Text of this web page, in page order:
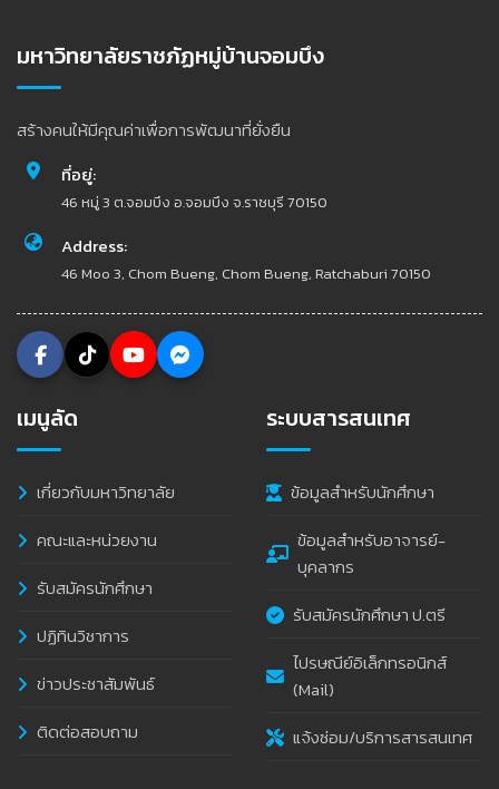
มหาวิทยาลัยราชภัฏหมู่บ้านจอมบึง
สร้างคนให้มีคุณค่าเพื่อการพัฒนาที่ยั่งยืน
ที่อยู่:
46 หมู่ 3 ต.จอมบึง อ.จอมบึง จ.ราชบุรี 70150
Address:
46 Moo 3, Chom Bueng, Chom Bueng, Ratchaburi 70150
เมนูลัด
เกี่ยวกับมหาวิทยาลัย
คณะและหน่วยงาน
รับสมัครนักศึกษา
ปฏิทินวิชาการ
ข่าวประชาสัมพันธ์
ติดต่อสอบถาม
ระบบสารสนเทศ
ข้อมูลสำหรับนักศึกษา
ข้อมูลสำหรับอาจารย์-
บุคลากร
รับสมัครนักศึกษา ป.ตรี
ไปรษณีย์อิเล็กทรอนิกส์
(Mail)
แจ้งซ่อม/บริการสารสนเทศ